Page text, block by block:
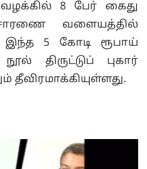
8 பேர் கைது
வளையத்தில்
5 கோடி ரூபாய்
திருட்டுப் புகார்
தீவிரமாக்கியுள்ளது.